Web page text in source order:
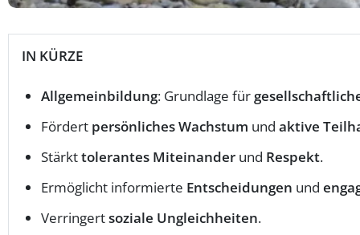
IN KÜRZE
Allgemeinbildung: Grundlage für
Fördert persönliches Wachstum und aktive
Stärkttolerantes Miteinander und Respekt.
Ermöglicht informierte Entscheidungen und
Verringertsoziale Ungleichheiten.